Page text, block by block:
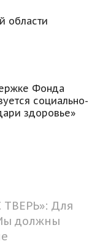
области
Фонда
социально-
здоровье»
ТВЕРЬ»: Для
должны